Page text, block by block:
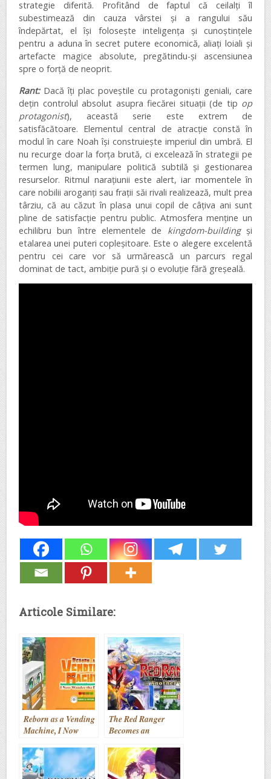
strategie diferită. Profitând de faptul că ceilalți îl
subestimează din cauza vârstei și a rangului său
îndepărtat, el își folosește inteligența și cunoștințele
pentru a aduna în secret putere economică, aliați loiali și
artefacte magice absolute, pregătindu-și ascensiunea
spre o forță de neoprit.
Rant: Dacă îți plac poveștile cu protagoniști geniali, care
dețin controlul absolut asupra fiecărei situații (de tip op
protagonist), această serie este extrem de
satisfăcătoare. Elementul central de atracție constă în
modul în care Noah își construiește imperiul din umbră. El
nu recurge doar la forța brută, ci excelează în strategii pe
termen lung, manipulare politică subtilă și gestionarea
resurselor. Ritmul narațiunii este alert, iar momentele în
care nobilii aroganți sau frații săi rivali realizează, mult prea
târziu, că au căzut în plasa unui copil de câțiva ani sunt
pline de satisfacție pentru public. Atmosfera menține un
echilibru bun între elementele de kingdom-buildingși
etalarea unei puteri copleșitoare. Este o alegere excelentă
pentru cei care vor să urmărească un parcurs regal
dominat de tact, ambiție pură și o evoluție fără greșeală.
Articole Similare:
Reborn as a Vending
Machine, I Now
Dungeon (aka.
Jidou Hanbaiki ni
Umarekawatta Ore
The Red Ranger
Becomes an
Another World (aka.
Sentai Red Isekai de
Boukensha ni Naru)